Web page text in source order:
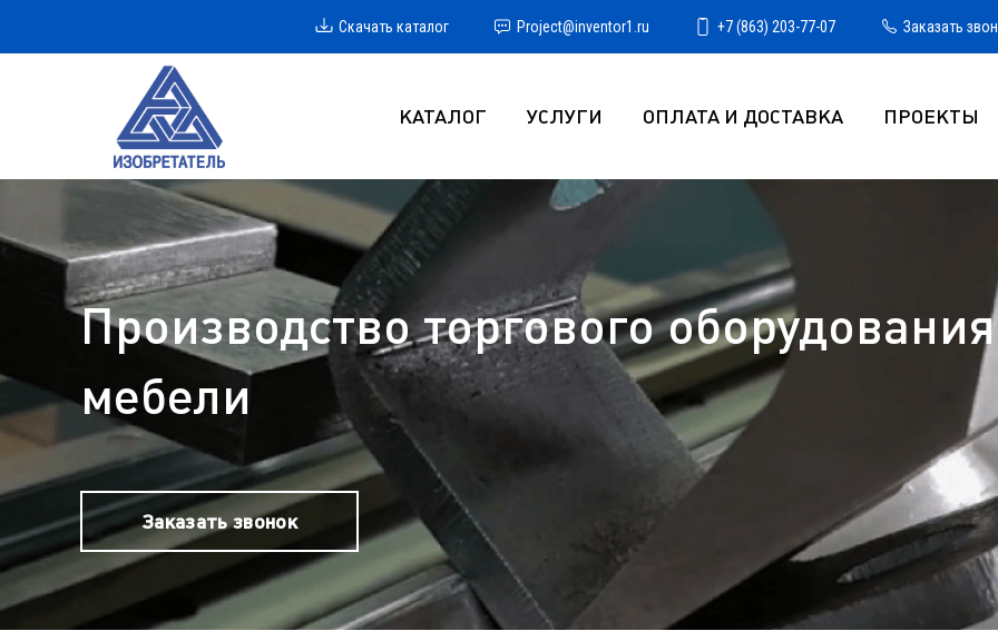
Скачать каталог Project@inventor1.ru +7 (863) 203-77-07 Заказать
КАТАЛОГ УСЛУГИ ОПЛАТА И ДОСТАВКА ПРОЕКТЫ
Производство торгового
мебели
Заказать звонок